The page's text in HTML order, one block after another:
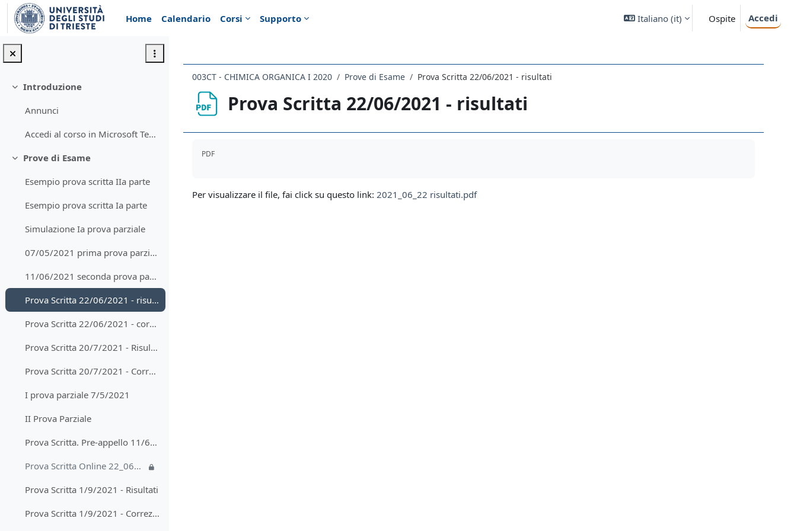
Vai al contenuto principale
Home
Calendario Corsi Supporto Italiano ‎(it)‎ Ospite Accedi
Minimizza
Introduzione
Annunci
Accedi al corso in Microsoft Teams
Minimizza
Prove di Esame
Esempio prova scritta IIa parte
Esempio prova scritta Ia parte
Simulazione Ia prova parziale
07/05/2021 prima prova parziale - risultati
11/06/2021 seconda prova parziale e pre-appello scritto - risultati
Prova Scritta 22/06/2021 - risultati
Prova Scritta 22/06/2021 - correzione prova in presenza
Prova Scritta 20/7/2021 - Risultati
Prova Scritta 20/7/2021 - Correzione
I prova parziale 7/5/2021
II Prova Parziale
Prova Scritta. Pre-appello 11/6/2021
Prova Scritta Online 22_06_2021
Prova Scritta 1/9/2021 - Risultati
Prova Scritta 1/9/2021 - Correzione
003CT - CHIMICA ORGANICA I 2020 Prove di Esame Prova Scritta 22/06/2021 - risultati
Prova Scritta 22/06/2021 - risultati
PDF
Per visualizzare il file, fai click su questo link: 2021_06_22 risultati.pdf